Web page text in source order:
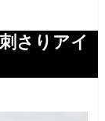
さりアイ